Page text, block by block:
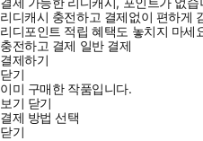
리디캐시 충전하고 결제없이 편하게
리디포인트 적립 혜택도 놓치지 마세
충전하고 결제 일반 결제
결제하기
닫기
이미 구매한 작품입니다.
보기 닫기
결제 방법 선택
닫기